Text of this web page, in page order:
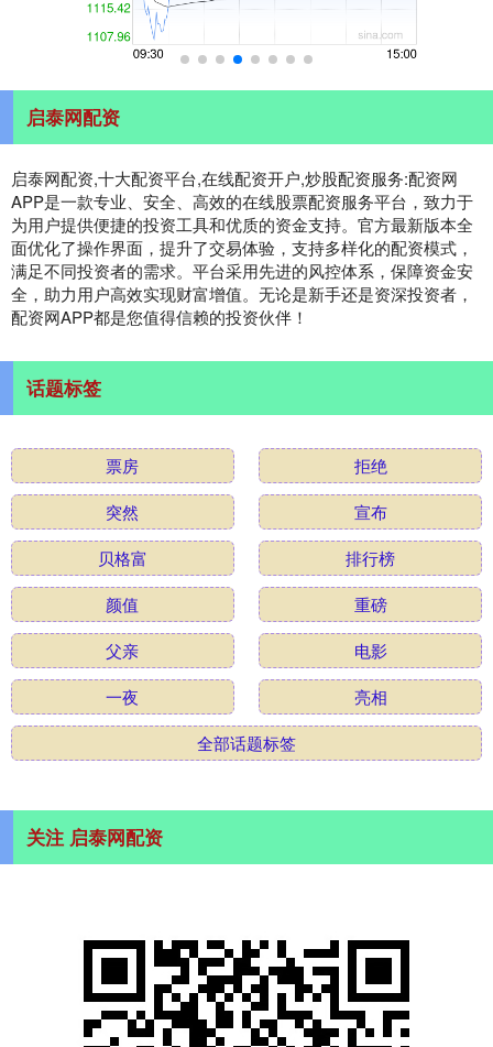
启泰网配资
启泰网配资,十大配资平台,在线配资开户,炒股配资服务:配资网
APP是一款专业、安全、高效的在线股票配资服务平台，致力于
为用户提供便捷的投资工具和优质的资金支持。官方最新版本全
面优化了操作界面，提升了交易体验，支持多样化的配资模式，
满足不同投资者的需求。平台采用先进的风控体系，保障资金安
全，助力用户高效实现财富增值。无论是新手还是资深投资者，
配资网APP都是您值得信赖的投资伙伴！
话题标签
票房
拒绝
突然
宣布
贝格富
排行榜
颜值
重磅
父亲
电影
一夜
亮相
全部话题标签
关注 启泰网配资